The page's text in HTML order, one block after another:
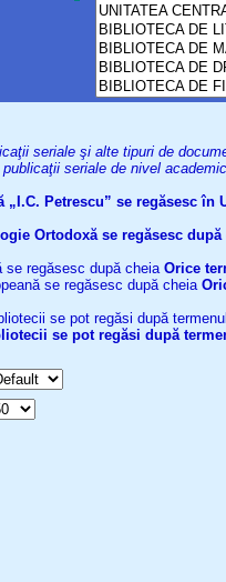
seriale şi alte tipuri de
seriale de nivel academic
Petrescu” se regăsesc în
Ortodoxă se regăsesc după
se regăsesc după cheia Orice
se regăsesc după cheia
se pot regăsi după termenul
se pot regăsi după